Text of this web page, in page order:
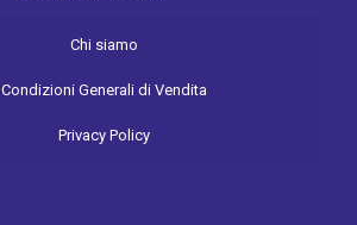
Chi siamo
Condizioni Generali di Vendita
Privacy Policy